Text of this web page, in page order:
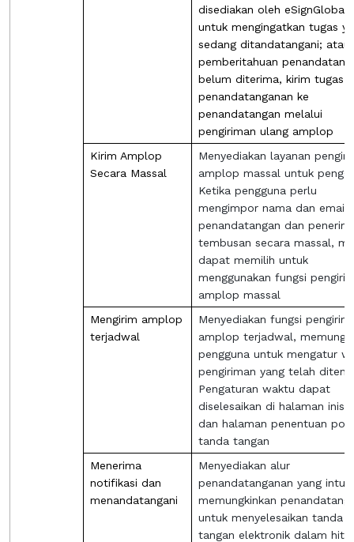
disediakan oleh eSignGlobal
untuk mengingatkan tugas
sedang ditandatangani; atau
pemberitahuan
belum diterima, kirim tugas
penandatanganan ke
penandatangan melalui
pengiriman ulang amplop
Kirim Amplop
Secara Massal
Menyediakan layanan
amplop massal untuk
Ketika pengguna perlu
mengimpor nama dan email
penandatangan dan
tembusan secara massal,
dapat memilih untuk
menggunakan fungsi
amplop massal
Mengirim amplop
terjadwal
Menyediakan fungsi
amplop terjadwal,
pengguna untuk mengatur
pengiriman yang telah
Pengaturan waktu dapat
diselesaikan di halaman
dan halaman penentuan
tanda tangan
Menerima
notifikasi dan
menandatangani
Menyediakan alur
penandatanganan yang
memungkinkan
untuk menyelesaikan tanda
tangan elektronik dalam